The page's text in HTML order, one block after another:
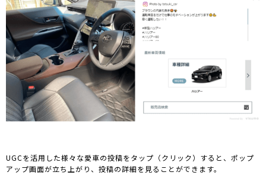
UGCを活用した様々な愛車の投稿をタップ（クリック）すると、ポップ
アップ画面が立ち上がり、投稿の詳細を見ることができます。